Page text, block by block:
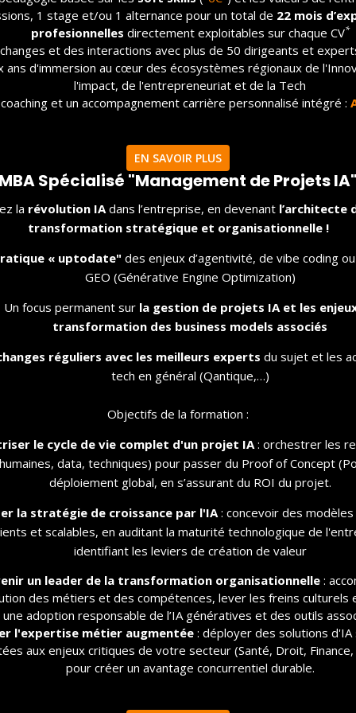
1 stage et/ou 1 alternance pour un total de 22 mois
profesionnelles directement exploitables sur chaque CV*
et des interactions avec plus de 50 dirigeants et
ans d'immersion au cœur des écosystèmes régionaux de
l'impact, de l'entrepreneuriat et de la Tech
et un accompagnement carrière personnalisé intégré :
EN SAVOIR PLUS
MBA Spécialisé "Management de Projets IA"
la révolution IAdans l’entreprise, en devenant l’architecte
transformation stratégique et organisationnelle !
« uptodate" des enjeux d’agentivité, de vibe coding
GEO (Générative Engine Optimization)
Un focus permanent sur la gestion de projets IA et les
transformation des business models associés
réguliers avec les meilleurs experts du sujet et les
tech en général (Qantique,…)
Objectifs de la formation :
le cycle de vie complet d'un projet IA: orchestrer les
data, techniques) pour passer du Proof of Concept
déploiement global, en s’assurant du ROI du projet.
la stratégie de croissance par l'IA: concevoir des
et scalables, en auditant la maturité technologique de
identifiant les leviers de création de valeur
un leader de la transformation organisationnelle:
des métiers et des compétences, lever les freins culturels
une adoption responsable de l’IA génératives et des outils
l'expertise métier augmentée: déployer des solutions d'IA
aux enjeux critiques de votre secteur (Santé, Droit,
pour créer un avantage concurrentiel durable.
initiatives et des talents. Je suis également
convaincu que l’entreprise du futur se doit
être d’être ouverte sur le monde de
l’éducation, et que le dirigeant du futur doit
sortir de sa zone de confort pour créer de
la valeur. C’était donc une évidence pour
présidents fondateurs de Visiativ, de
compter parmi les premiers soutiens et
partenaires d’IRIIG. La promesse d’IRIIG,
1ère école d’innovation à se créer en
France, répond exactement à nos besoins
croissants d’attirer, de fidéliser et former
des talents, et de contribuer au
développement économique des PME de
en 12/18/24 mois
Spécialisés
MBA
courts et Bootcamps
Contactez-nous
Adresse
2 Av. Tony Garnier,
France
Téléphone
04 84 35 05 26
Email
contact@iriig.com